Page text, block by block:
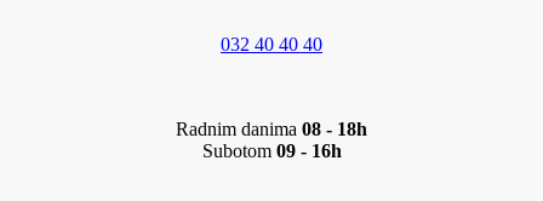
032 40 40 40
Radnim danima 08 - 18h
Subotom 09 - 16h